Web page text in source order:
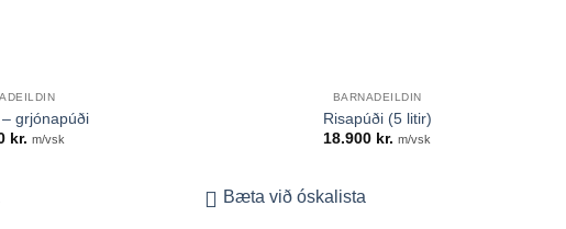
grjónapúði
kr. m/vsk
BARNADEILDIN
Risapúði (5 litir)
18.900 kr. m/vsk
Bæta við óskalista